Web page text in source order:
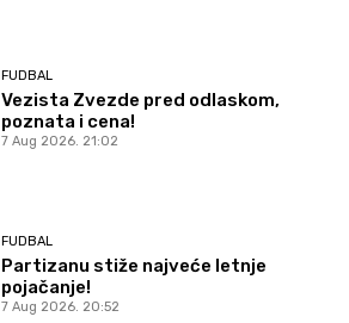
FUDBAL
Vezista Zvezde pred odlaskom,
poznata i cena!
7 Aug 2026. 21:02
FUDBAL
Partizanu stiže najveće letnje
pojačanje!
7 Aug 2026. 20:52